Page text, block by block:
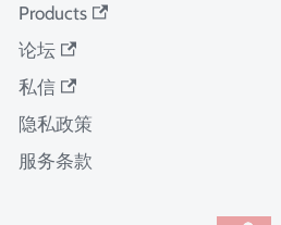
Products
论坛
私信
隐私政策
服务条款